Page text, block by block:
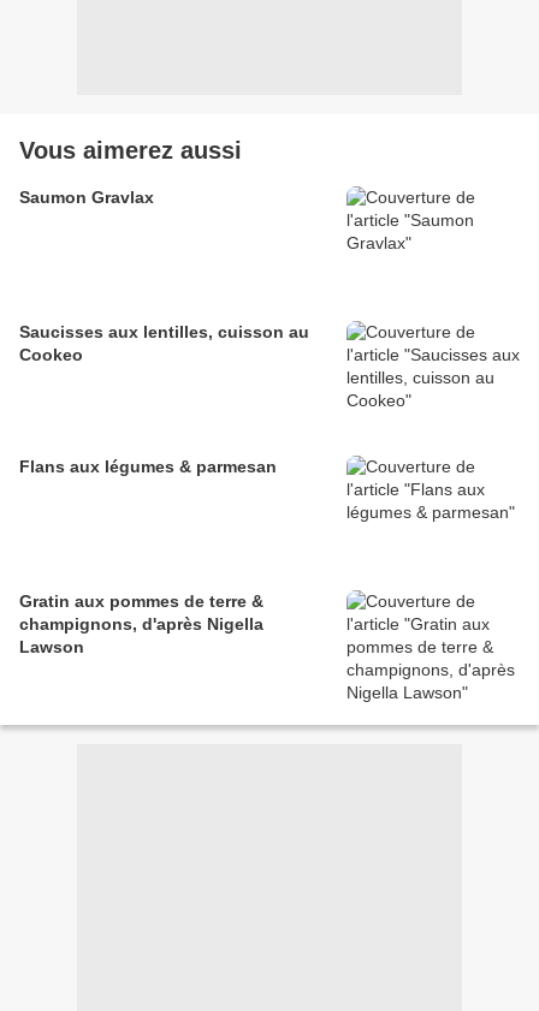
Vous aimerez aussi
Saumon Gravlax
Saucisses aux lentilles, cuisson au
Cookeo
Flans aux légumes & parmesan
Gratin aux pommes de terre &
champignons, d'après Nigella
Lawson